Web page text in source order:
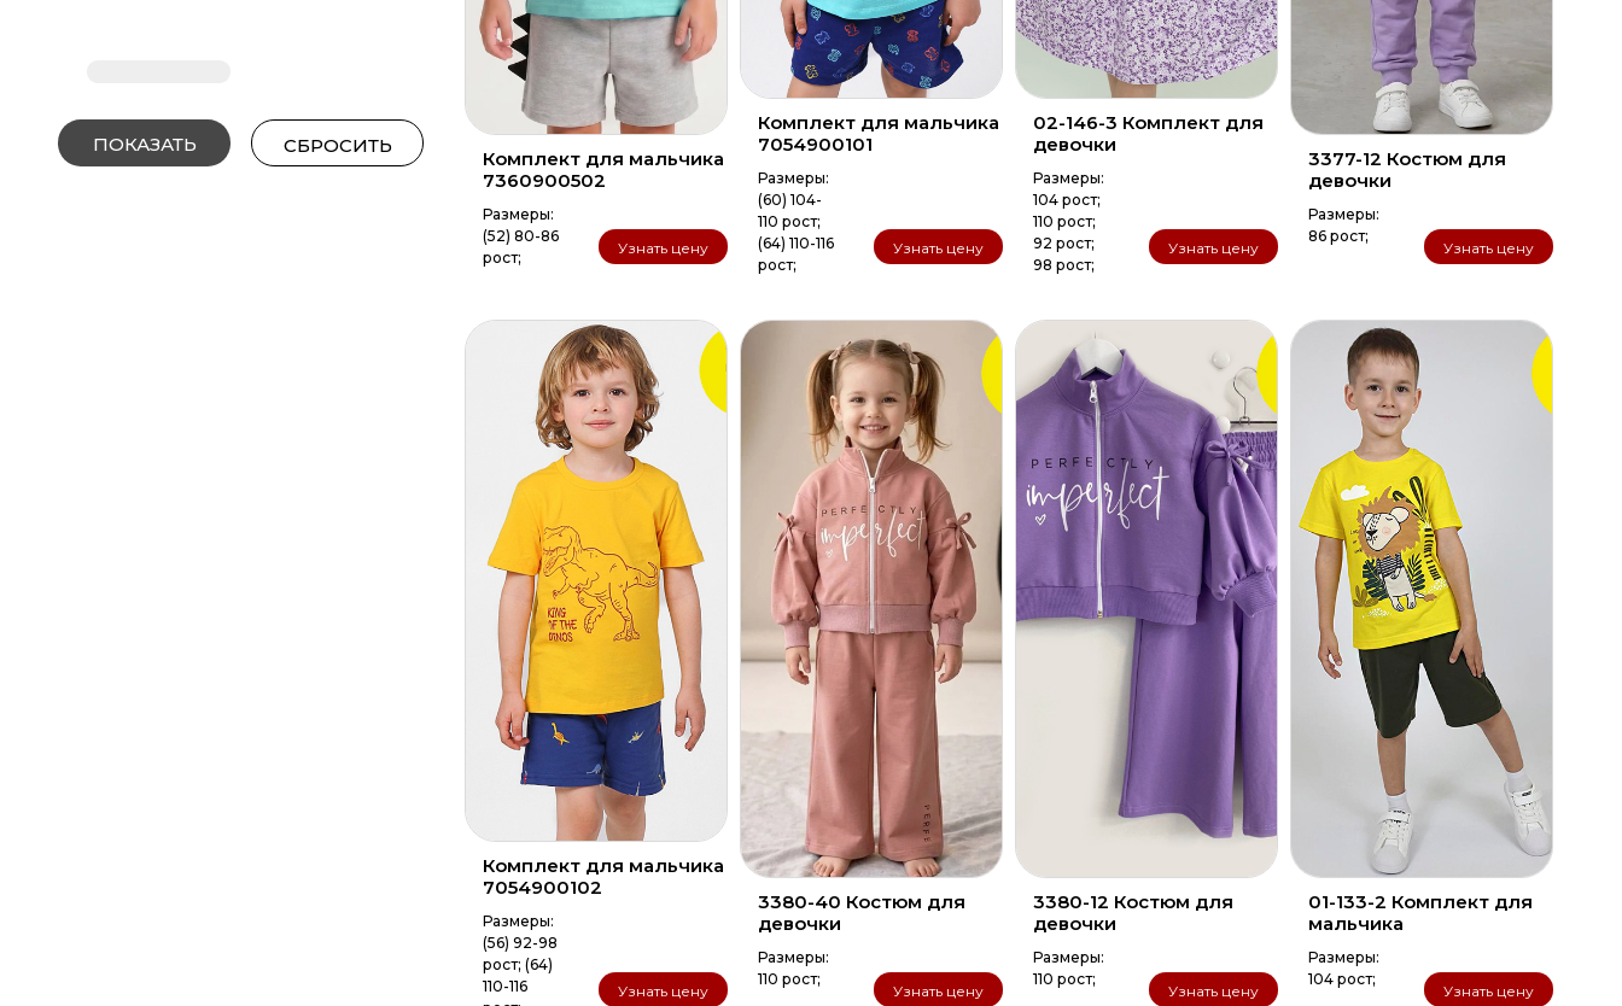
Комплект для мальчика
7360900502
Размеры:
(52) 80-86
рост;
Узнать цену
Комплект для мальчика
7054900101
Размеры:
(60) 104-
110 рост;
(64) 110-116
рост;
Узнать цену
02-146-3 Комплект для
девочки
Размеры:
104 рост;
110 рост;
92 рост;
98 рост;
Узнать цену
3377-12 Костюм для
девочки
Размеры:
86 рост;
Узнать цену
Комплект для мальчика
7054900102
Размеры:
(56) 92-98
рост; (64)
110-116
Узнать цену
3380-40 Костюм для
девочки
Размеры:
110 рост;
Узнать цену
3380-12 Костюм для
девочки
Размеры:
110 рост;
Узнать цену
01-133-2 Комплект для
мальчика
Размеры:
104 рост;
Узнать цену